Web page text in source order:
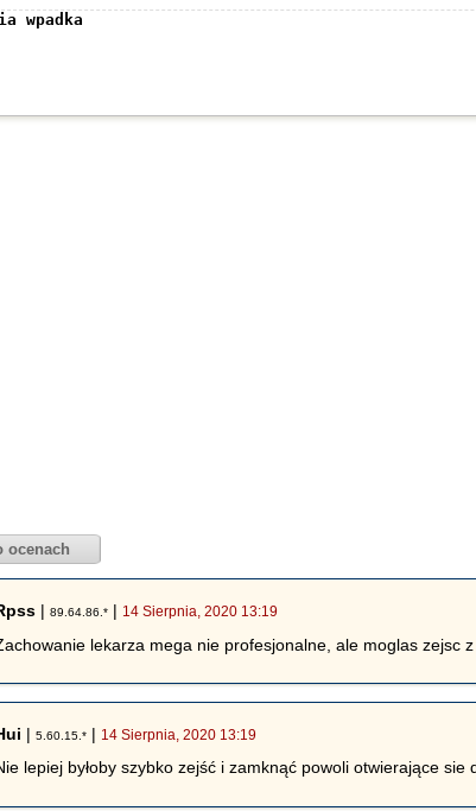
wpadka
|89.64.86.* | 14 Sierpnia, 2020 13:19
lekarza mega nie profesjonalne, ale moglas zejsc
|5.60.15.* | 14 Sierpnia, 2020 13:19
lepiej byłoby szybko zejść i zamknąć powoli otwierające